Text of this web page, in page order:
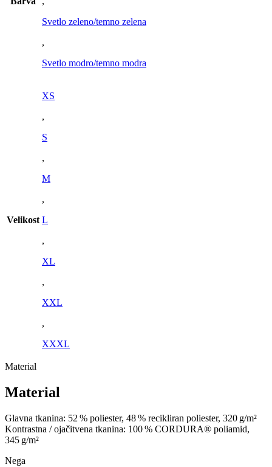
Svetlo zeleno/temno zelena
,
Svetlo modro/temno modra
Velikost
XS
,
S
,
M
,
L
,
XL
,
XXL
,
XXXL
Material
Material
Glavna tkanina: 52 % poliester, 48 % recikliran poliester, 320 g/m²
Kontrastna / ojačitvena tkanina: 100 % CORDURA® poliamid,
345 g/m²
Nega